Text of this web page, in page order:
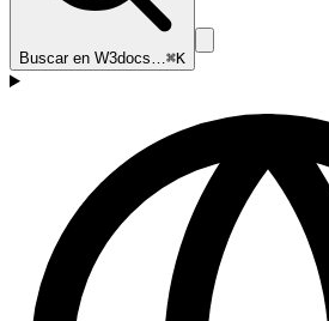
Buscar en W3docs…⌘K